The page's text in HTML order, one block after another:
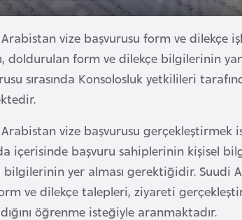
vize başvurusu form ve dilekçe
doldurulan form ve dilekçe bilgilerinin
sırasında Konsolosluk yetkilileri
vize başvurusu gerçekleştirmek
içerisinde başvuru sahiplerinin kişisel
yer alması gerektiğidir. Suudi
ve dilekçe talepleri, ziyareti
öğrenme isteğiyle aranmaktadır.